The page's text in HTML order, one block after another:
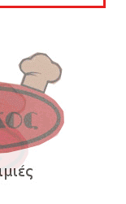
στο
Bόλου
και...